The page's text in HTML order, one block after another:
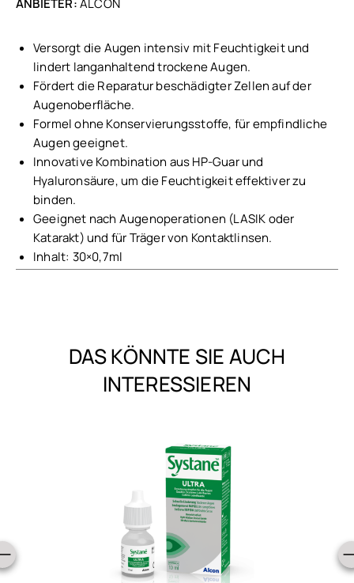
ANBIETER:ALCON
Versorgt die Augen intensiv mit Feuchtigkeit und
lindert langanhaltend trockene Augen.
Fördert die Reparatur beschädigter Zellen auf der
Augenoberfläche.
Formel ohne Konservierungsstoffe, für empfindliche
Augen geeignet.
Innovative Kombination aus HP-Guar und
Hyaluronsäure, um die Feuchtigkeit effektiver zu
binden.
Geeignet nach Augenoperationen (LASIK oder
Katarakt) und für Träger von Kontaktlinsen.
Inhalt: 30×0,7ml
DAS KÖNNTE SIE AUCH
INTERESSIEREN